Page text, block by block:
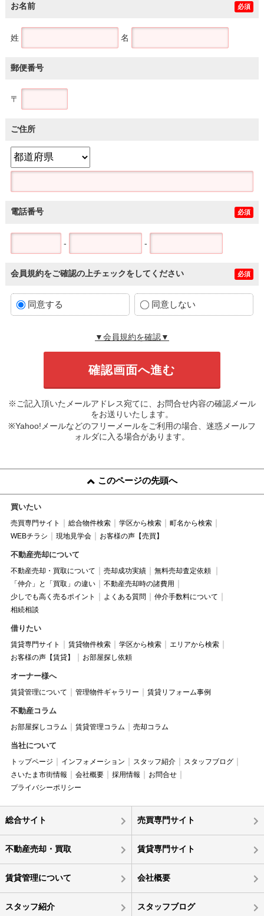
お名前 必須
姓 名
郵便番号
〒
ご住所
電話番号 必須
- -
会員規約をご確認の上チェックをしてください 必須
同意する 同意しない
▼会員規約を確認▼
※ご記入頂いたメールアドレス宛てに、お問合せ内容の確認メール
をお送りいたします。
※Yahoo!メールなどのフリーメールをご利用の場合、迷惑メールフ
ォルダに入る場合があります。
このページの先頭へ
買いたい
売買専門サイト 総合物件検索 学区から検索
町名から検索
WEBチラシ
現地見学会 お客様の声【売買】
不動産売却について
不動産売却・買取について 売却成功実績
無料売却査定依頼
「仲介」と「買取」の違い
不動産売却時の諸費用
少しでも高く売るポイント
よくある質問
仲介手数料について
相続相談
借りたい
賃貸専門サイト 賃貸物件検索 学区から検索
エリアから検索
お客様の声【賃貸】
お部屋探し依頼
オーナー様へ
賃貸管理について 管理物件ギャラリー 賃貸リフォーム事例
不動産コラム
お部屋探しコラム 賃貸管理コラム 売却コラム
当社について
トップページ インフォメーション スタッフ紹介
スタッフブログ
さいたま市街情報
会社概要 採用情報
お問合せ
プライバシーポリシー
総合サイト 売買専門サイト
不動産売却・買取 賃貸専門サイト
賃貸管理について 会社概要
スタッフ紹介 スタッフブログ